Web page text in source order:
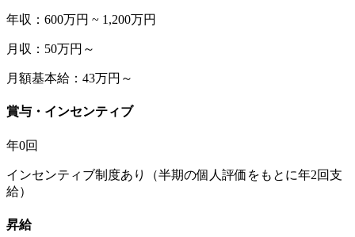
年収：600万円 ~ 1,200万円
月収：50万円～
月額基本給：43万円～
賞与・インセンティブ
年0回
インセンティブ制度あり（半期の個人評価をもとに年2回支
給）
昇給